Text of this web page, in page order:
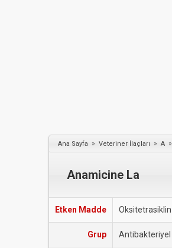
Ana Sayfa » Veteriner İlaçları » A »
Anamicine La
Etken Madde Oksitetrasiklin
Grup Antibakteriyel